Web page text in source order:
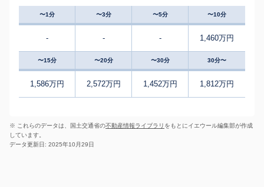
〜1分 〜3分 〜5分 〜10分
- - - 1,460万円
〜15分 〜20分 〜30分 30分〜
1,586万円 2,572万円 1,452万円 1,812万円
※ これらのデータは、国土交通省の不動産情報ライブラリ をもとにイエウール編集部が作成
しています。
データ更新日: 2025年10月29日